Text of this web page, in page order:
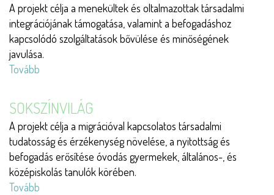
A projekt célja a menekültek és oltalmazottak társadalmi
integrációjának támogatása, valamint a befogadáshoz
kapcsolódó szolgáltatások bővülése és minőségének
javulása.
Tovább
tanácsadás
és
közösségi
szolgáltatások
menekülteknek
és
SOKSZÍNVILÁG
A projekt célja a migrációval kapcsolatos társadalmi
tudatosság és érzékenység növelése, a nyitottság és
befogadás erősítése óvodás gyermekek, általános-, és
középiskolás tanulók körében.
Tovább